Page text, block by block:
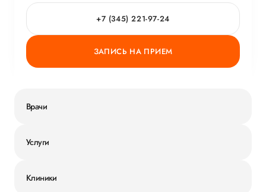
+7 (345) 221-97-24
ЗАПИСЬ НА ПРИЕМ
Врачи
Услуги
Клиники